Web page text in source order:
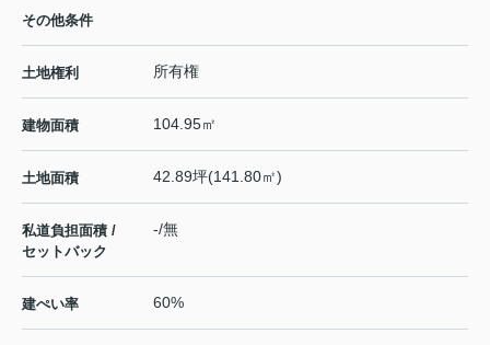
その他条件
土地権利 所有権
建物面積 104.95㎡
土地面積 42.89坪(141.80㎡)
私道負担面積 /
セットバック
-/無
建ぺい率 60%